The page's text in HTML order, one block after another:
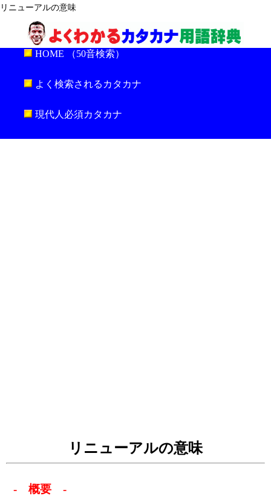
リニューアルの意味
HOME （50音検索）
よく検索されるカタカナ
現代人必須カタカナ
リニューアルの意味
- 概要 -